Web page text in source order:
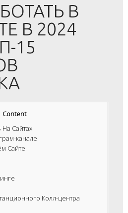
В
В 2024
15
Content
Сайтах
канале
Сайте
Колл-центра